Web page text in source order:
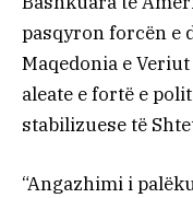
pasqyron forcën e
Maqedonia e
aleate e fortë e
stabilizuese të
“Angazhimi i